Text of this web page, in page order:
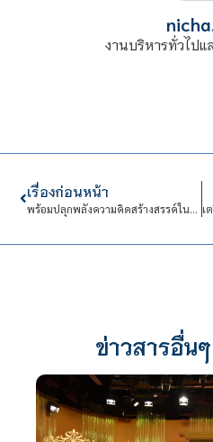
งานบริหารทั่วไปแ
เรื่องก่อนหน้า
พร้อมปลุกพลังความคิดสร้างสรรค์ในตัวคุณหรือยัง? มาร่วมอบรมฟรี! กับโครงการสุดล้ำ “Creative Sparks”
ข่าวสารอื่น